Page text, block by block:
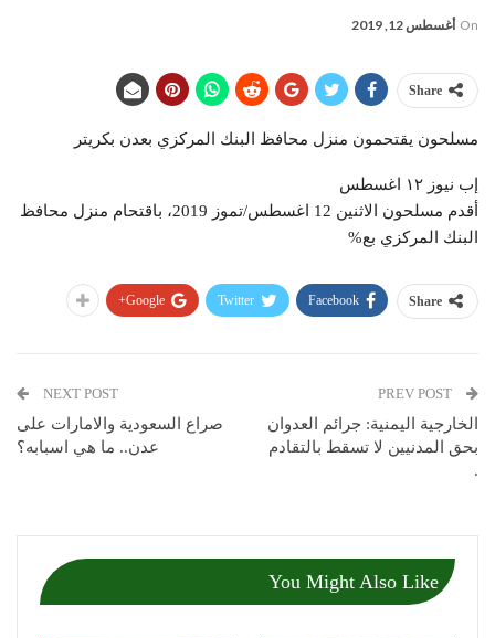
On أغسطس 12, 2019
Share
مسلحون يقتحمون منزل محافظ البنك المركزي بعدن بكريتر
إب نيوز ١٢ اغسطس
أقدم مسلحون الاثنين 12 اغسطس/تموز 2019، باقتحام منزل محافظ
البنك المركزي بع%
Share
Facebook
Twitter
Google+
الخارجية اليمنية: جرائم العدوان
بحق المدنيين لا تسقط بالتقادم
.
NEXT POST
صراع السعودية والامارات على
عدن.. ما هي اسبابه؟
You Might Also Like